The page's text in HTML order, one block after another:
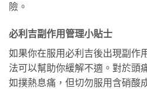
險。
必利吉副作用管理小貼士
如果你在服用必利吉後出現副作
法可以幫助你緩解不適。對於頭
如撲熱息痛，但切勿服用含硝酸